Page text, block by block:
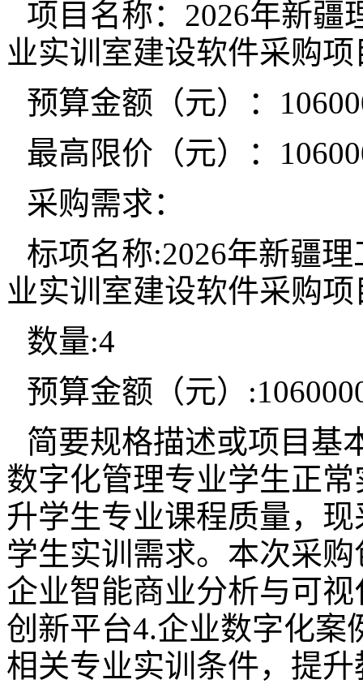
项目名称：2026年新疆
业实训室建设软件采购项
预算金额（元）：
最高限价（元）：
采购需求：
标项名称:2026年新疆
业实训室建设软件采购项
数量:4
预算金额（元）
简要规格描述或项目基
数字化管理专业学生正
升学生专业课程质量，
学生实训需求。本次采
企业智能商业分析与可
创新平台4.企业数字化
相关专业实训条件，提